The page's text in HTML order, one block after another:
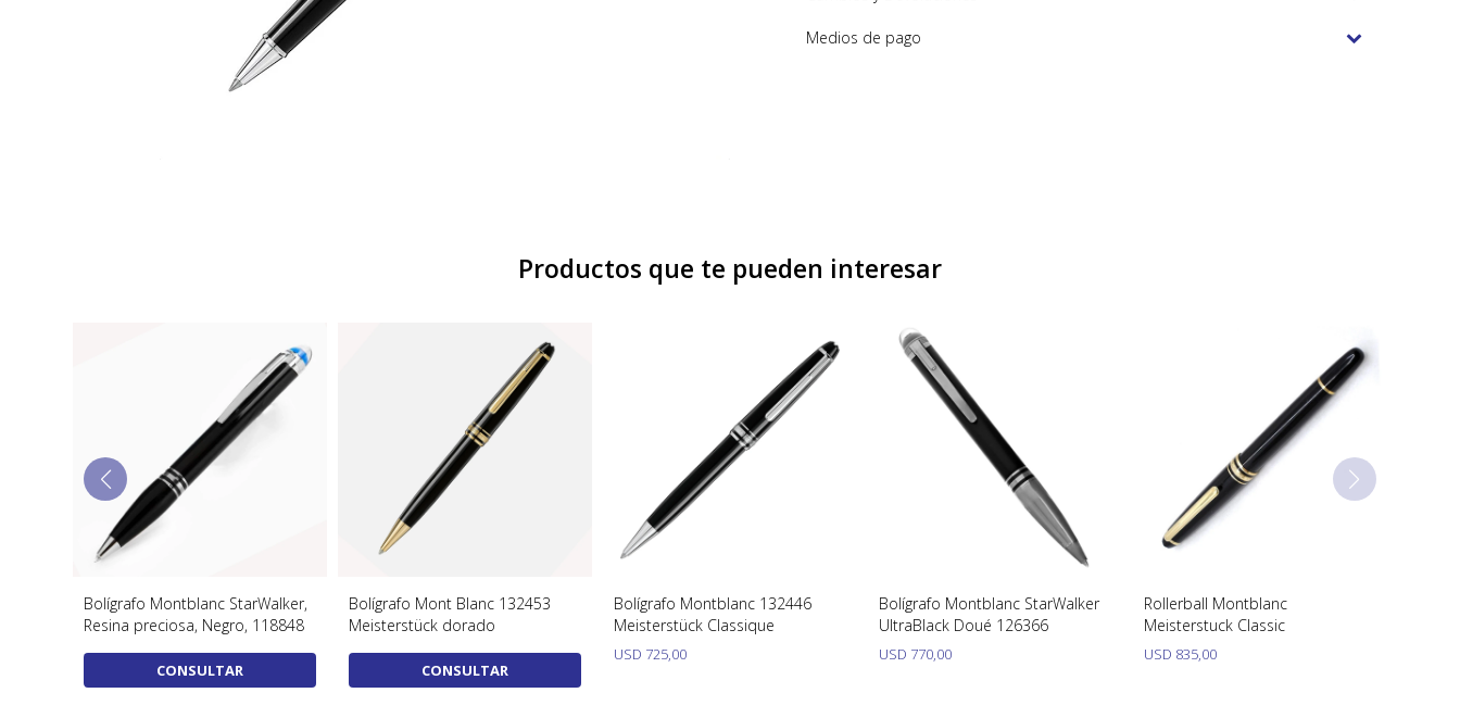
Medios de pago
Productos que te pueden interesar
Bolígrafo Montblanc StarWalker,
Resina preciosa, Negro, 118848
CONSULTAR
Bolígrafo Mont Blanc 132453
Meisterstück dorado
CONSULTAR
Bolígrafo Montblanc 132446
Meisterstück Classique
USD 725,00
Bolígrafo Montblanc StarWalker
UltraBlack Doué 126366
USD 770,00
Rollerball Montblanc
Meisterstuck Classic
USD 835,00